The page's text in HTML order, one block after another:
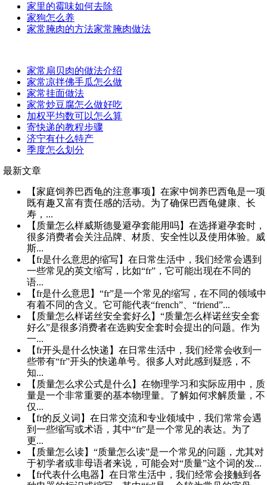
家里的霉味如何去除
家狗怎么养
家常腌肉的方法家常腌肉做法
家常扇贝肉的做法介绍
家常凉拌佛手瓜怎么做
家常挂面做法
家常炒豆腐怎么做好吃
加权平均数可以怎么算
寄快递的教程步骤
济宁有什么特产
季度怎么划分
最新文章
【家庭饲养巴西龟的注意事项】在家中饲养巴西龟是一项
既有趣又富有责任感的活动。为了确保巴西龟健康、长
寿，...
【质量怎么样威斯德曼避孕套能用吗】在选择避孕套时，
很多消费者会关注品牌、材质、安全性以及使用体验。威
斯...
【fr是什么意思的缩写】在日常生活中，我们经常会遇到
一些常见的英文缩写，比如“fr”，它可能出现在不同的
语...
【fr是什么意思】“fr”是一个常见的缩写，在不同的领域中
有着不同的含义。它可能代表“french”、“friend”...
【质量怎么样诺丝安全套好么】“质量怎么样诺丝安全套
好么”是很多消费者在选购安全套时会提出的问题。作为
一...
【fr开头是什么快递】在日常生活中，我们经常会收到一
些带有“fr”开头的快递单号。很多人对此感到疑惑，不
知...
【质量怎么求公式是什么】在物理学习和实际应用中，质
量是一个非常重要的基本物理量。了解如何求解质量，不
仅...
【fr的反义词】在日常交流和专业领域中，我们常常会遇
到一些缩写或术语，其中“fr”是一个常见的表达。为了
更...
【质量怎么读】“质量怎么读”是一个常见的问题，尤其对
于初学者或非母语者来说，可能会对“质量”这个词的发...
【fr代表什么电器】在日常生活中，我们经常会接触到各